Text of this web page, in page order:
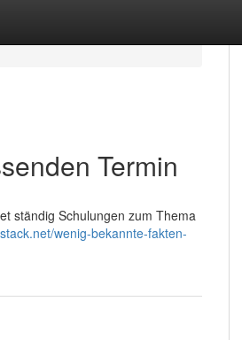
Termin
ständig Schulungen zum Thema
wenig-bekannte-fakten-